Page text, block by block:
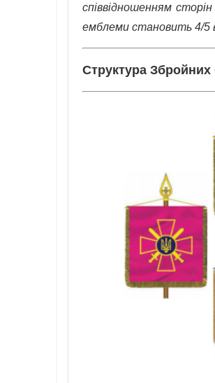
співвідношенням
емблеми становить 4/5
Структура Збройних